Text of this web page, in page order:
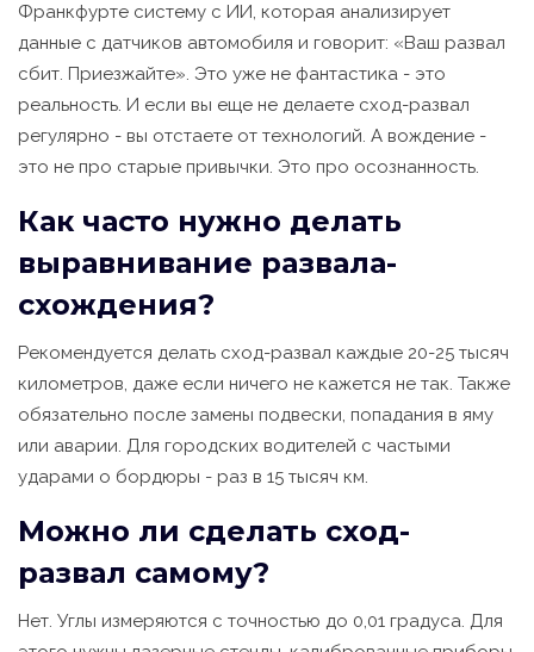
Франкфурте систему с ИИ, которая анализирует
данные с датчиков автомобиля и говорит: «Ваш развал
сбит. Приезжайте». Это уже не фантастика - это
реальность. И если вы еще не делаете сход-развал
регулярно - вы отстаете от технологий. А вождение -
это не про старые привычки. Это про осознанность.
Как часто нужно делать
выравнивание развала-
схождения?
Рекомендуется делать сход-развал каждые 20-25 тысяч
километров, даже если ничего не кажется не так. Также
обязательно после замены подвески, попадания в яму
или аварии. Для городских водителей с частыми
ударами о бордюры - раз в 15 тысяч км.
Можно ли сделать сход-
развал самому?
Нет. Углы измеряются с точностью до 0,01 градуса. Для